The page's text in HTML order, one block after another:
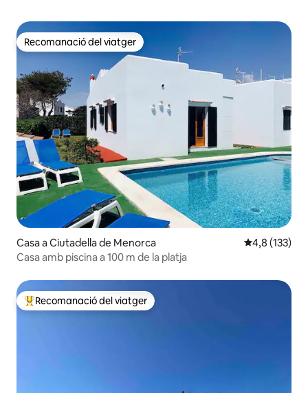
Recomanació del viatger
Recomanació del viatger
Casa a Ciutadella de Menorca 4,8 de
4,8 (133)
Casa amb piscina a 100 m de la platja
Principals recomanacions dels viatgers
Recomanació del viatger